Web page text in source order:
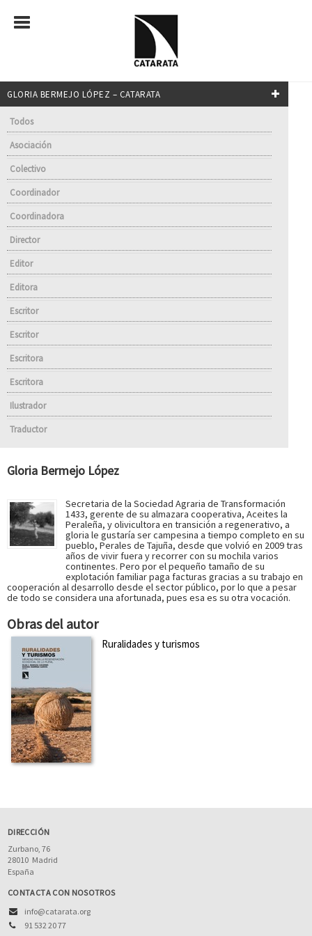
GLORIA BERMEJO LÓPEZ – CATARATA
Todos
Asociación
Colectivo
Coordinador
Coordinadora
Director
Editor
Editora
Escritor
Escritor
Escritora
Escritora
Ilustrador
Traductor
Gloria Bermejo López
Secretaria de la Sociedad Agraria de Transformación
1433, gerente de su almazara cooperativa, Aceites la
Peraleña, y olivicultora en transición a regenerativo, a
gloria le gustaría ser campesina a tiempo completo en su
pueblo, Perales de Tajuña, desde que volvió en 2009 tras
años de vivir fuera y recorrer con su mochila varios
continentes. Pero por el pequeño tamaño de su
explotación familiar paga facturas gracias a su trabajo en
cooperación al desarrollo desde el sector público, por lo que a pesar
de todo se considera una afortunada, pues esa es su otra vocación.
Obras del autor
Ruralidades y turismos
DIRECCIÓN
Zurbano, 76
28010 Madrid
España
CONTACTA CON NOSOTROS
info@catarata.org
91 532 20 77